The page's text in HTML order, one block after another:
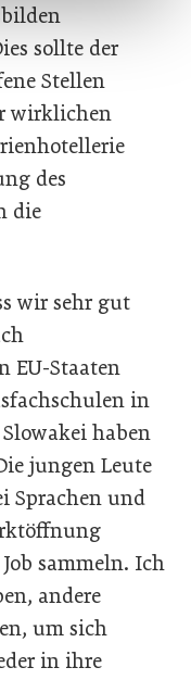
sollte der
Stellen
wirklichen
des
die
wir sehr gut
EU-Staaten
in
haben
jungen Leute
Sprachen und
sammeln. Ich
andere
um sich
in ihre